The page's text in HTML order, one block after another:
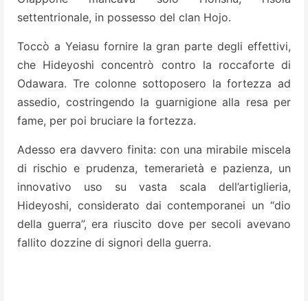
settentrionale, in possesso del clan Hojo.
Toccò a Yeiasu fornire la gran parte degli effettivi,
che Hideyoshi concentrò contro la roccaforte di
Odawara. Tre colonne sottoposero la fortezza ad
assedio, costringendo la guarnigione alla resa per
fame, per poi bruciare la fortezza.
Adesso era davvero finita: con una mirabile miscela
di rischio e prudenza, temerarietà e pazienza, un
innovativo uso su vasta scala dell’artiglieria,
Hideyoshi, considerato dai contemporanei un “dio
della guerra”, era riuscito dove per secoli avevano
fallito dozzine di signori della guerra.